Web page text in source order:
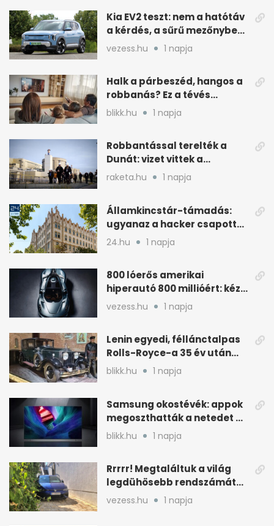
Kia EV2 teszt: nem a hatótáv
a kérdés, a sűrű mezőnyben
dől el
vezess.hu 1 napja
Halk a párbeszéd, hangos a
robbanás? Ez a tévés
beállítás segít
blikk.hu 1 napja
Robbantással terelték a
Dunát: vizet vittek a
cernavodai atomerőmű felé
raketa.hu 1 napja
Államkincstár-támadás:
ugyanaz a hacker csapott
le, mint Romániában
24.hu 1 napja
800 lóerős amerikai
hiperautó 800 millióért: kézi
váltóval jön
vezess.hu 1 napja
Lenin egyedi, féllánctalpas
Rolls-Royce-a 35 év után
kijött a garázsból
blikk.hu 1 napja
Samsung okostévék: appok
megoszthatták a netedet a
tudtod nélkül
blikk.hu 1 napja
Rrrrr! Megtaláltuk a világ
legdühösebb rendszámát
és az árát is
vezess.hu 1 napja